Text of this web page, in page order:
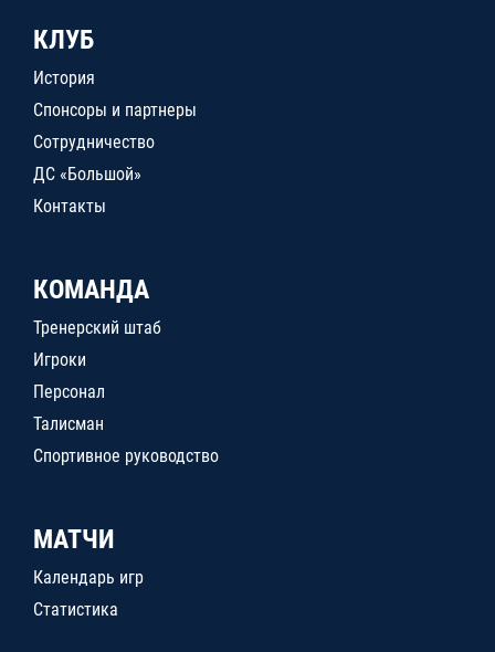
КЛУБ
История
Спонсоры и партнеры
Сотрудничество
ДС «Большой»
Контакты
КОМАНДА
Тренерский штаб
Игроки
Персонал
Талисман
Спортивное руководство
МАТЧИ
Календарь игр
Статистика